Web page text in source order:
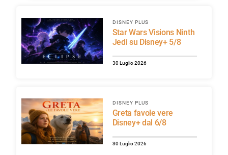
DISNEY PLUS
Star Wars Visions Ninth
Jedi su Disney+ 5/8
30 Luglio 2026
DISNEY PLUS
Greta favole vere
Disney+ dal 6/8
30 Luglio 2026